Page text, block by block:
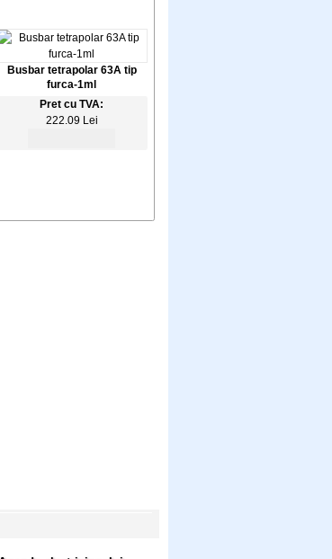
Busbar tetrapolar 63A tip
furca-1ml
Pret cu TVA:
222.09 Lei